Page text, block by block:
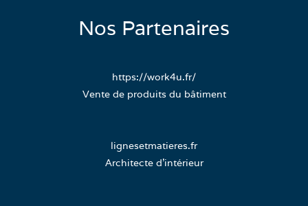
Nos Partenaires
https://work4u.fr/
Vente de produits du bâtiment
lignesetmatieres.fr
Architecte d’intérieur